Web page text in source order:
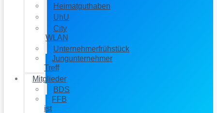
Heimatguthaben
UhU
City
WLAN
Unternehmerfrühstück
Jungunternehmer
Treff
Mitglieder
BDS
FFB
ist